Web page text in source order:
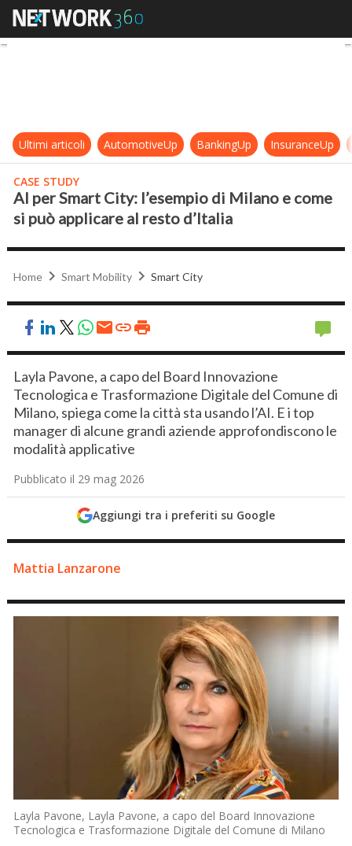
AI per Smart City: l’esempio di
Ultimi articoli AutomotiveUp BankingUp InsuranceUp
CASE STUDY
AI per Smart City: l’esempio di Milano e come
si può applicare al resto d’Italia
Home Smart Mobility Smart City
Layla Pavone, a capo del Board Innovazione
Tecnologica e Trasformazione Digitale del Comune di
Milano, spiega come la città sta usando l’AI. E i top
manager di alcune grandi aziende approfondiscono le
modalità applicative
Pubblicato il 29 mag 2026
Aggiungi tra i preferiti su Google
Mattia Lanzarone
Layla Pavone, Layla Pavone, a capo del Board Innovazione
Tecnologica e Trasformazione Digitale del Comune di Milano